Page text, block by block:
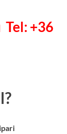
Tel: +36